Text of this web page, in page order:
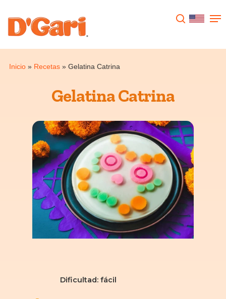
Inicio» Recetas» Gelatina Catrina
Presione enter para buscar o ESC para
Gelatina Catrina
Dificultad: fácil